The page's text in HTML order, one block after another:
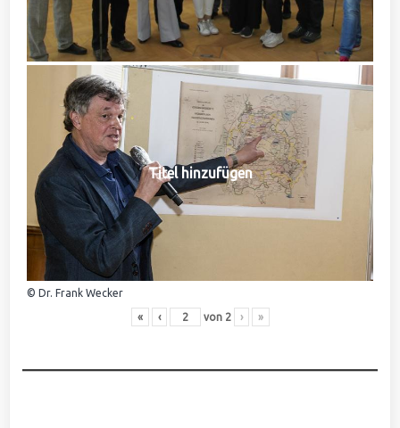
Titel hinzufügen
© Dr. Frank Wecker
« ‹ von 2 › »